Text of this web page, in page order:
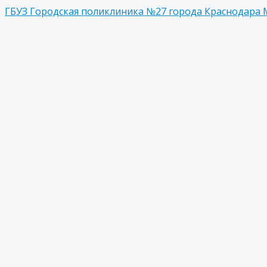
ГБУЗ Городская поликлиника №27 города Краснодара